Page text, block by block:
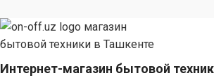
Интернет-магазин бытовой